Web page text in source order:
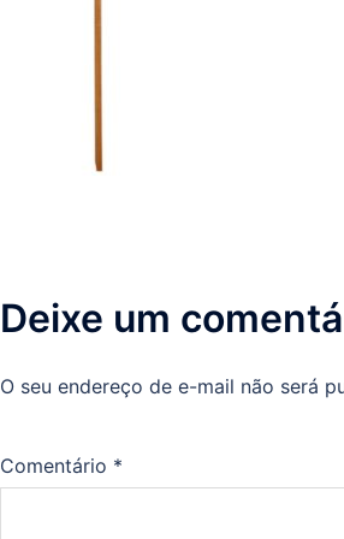
Deixe um
O seu endereço de e-mail não será
Comentário *